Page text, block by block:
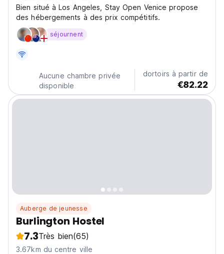
Bien situé à Los Angeles, Stay Open Venice propose
des hébergements à des prix compétitifs.
séjournent
Aucune chambre privée
disponible
dortoirs à partir de
€82.22
Auberge de jeunesse
Burlington Hostel
7.3Très bien(65)
3.67km du centre ville